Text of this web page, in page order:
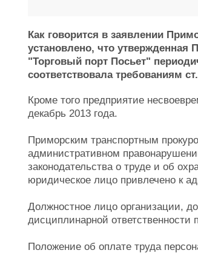
Журнал
Реклама
Как говорится в заявлении
установлено, что
"Торговый порт Посьет"
соответствовала требованиям
Кроме того предприятие
декабрь 2013 года.
Приморским транспортным
административном
законодательства о труде и об
юридическое лицо привлечено к
Должностное лицо организации,
дисциплинарной ответственности
Положение об оплате труда